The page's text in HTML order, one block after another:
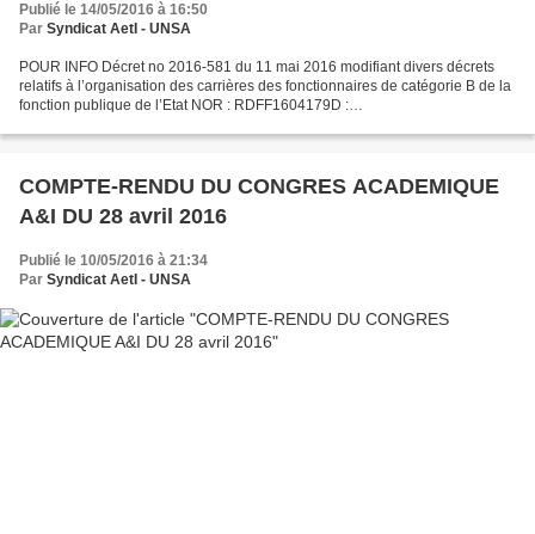
Publié le 14/05/2016 à 16:50
Par Syndicat AetI - UNSA
POUR INFO Décret no 2016-581 du 11 mai 2016 modifiant divers décrets
relatifs à l’organisation des carrières des fonctionnaires de catégorie B de la
fonction publique de l’Etat NOR : RDFF1604179D :
cidTexte=JORFTEXT000032520064&dateTexte=&categorieLien=id...
COMPTE-RENDU DU CONGRES ACADEMIQUE
A&I DU 28 avril 2016
Publié le 10/05/2016 à 21:34
Par Syndicat AetI - UNSA